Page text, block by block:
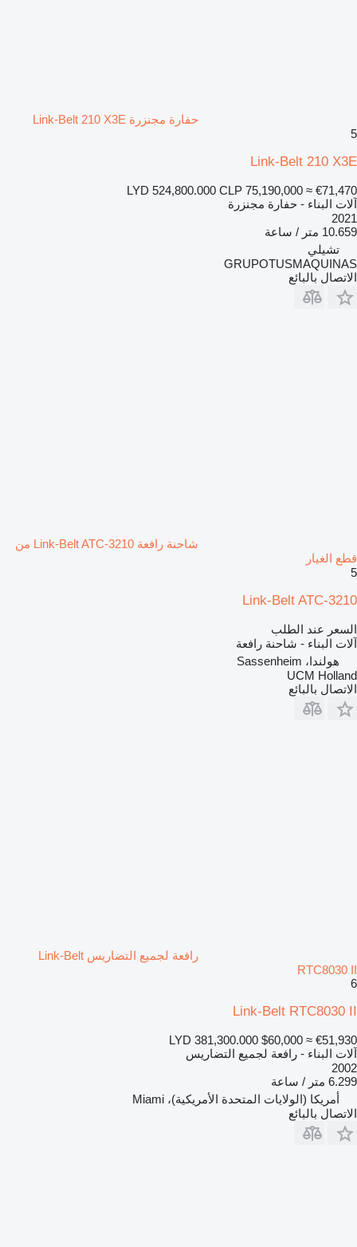
حفارة مجنزرة Link-Belt 210 X3E
5
Link-Belt 210 X3E
LYD 524,800.000 CLP 75,190,000 ≈ €71,470
آلات البناء - حفارة مجنزرة
2021
10.659 متر / ساعة
تشيلي
GRUPOTUSMAQUINAS
الاتصال بالبائع
شاحنة رافعة Link-Belt ATC-3210 من
قطع الغيار
5
Link-Belt ATC-3210
السعر عند الطلب
آلات البناء - شاحنة رافعة
هولندا، Sassenheim
UCM Holland
الاتصال بالبائع
رافعة لجميع التضاريس Link-Belt
RTC8030 II
6
Link-Belt RTC8030 II
LYD 381,300.000 $60,000 ≈ €51,930
آلات البناء - رافعة لجميع التضاريس
2002
6.299 متر / ساعة
أمريكا (الولايات المتحدة الأمريكية)، Miami
الاتصال بالبائع